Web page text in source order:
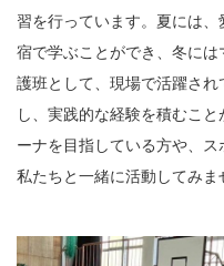
習を行っています。夏には
宿で学ぶことができ、冬に
護班として、現場で活躍さ
し、実践的な経験を積むこ
ーナを目指している方や、
私たちと一緒に活動してみま